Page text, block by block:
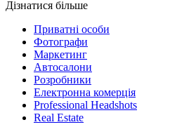
Дізнатися більше
Приватні особи
Фотографи
Маркетинг
Автосалони
Розробники
Електронна комерція
Professional Headshots
Real Estate